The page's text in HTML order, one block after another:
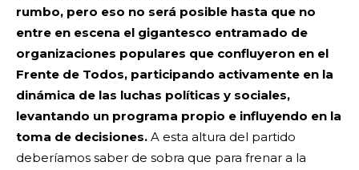
rumbo, pero eso no será posible hasta que no
entre en escena el gigantesco entramado de
organizaciones populares que confluyeron en el
Frente de Todos, participando activamente en la
dinámica de las luchas políticas y sociales,
levantando un programa propio e influyendo en la
toma de decisiones. A esta altura del partido
deberíamos saber de sobra que para frenar a la